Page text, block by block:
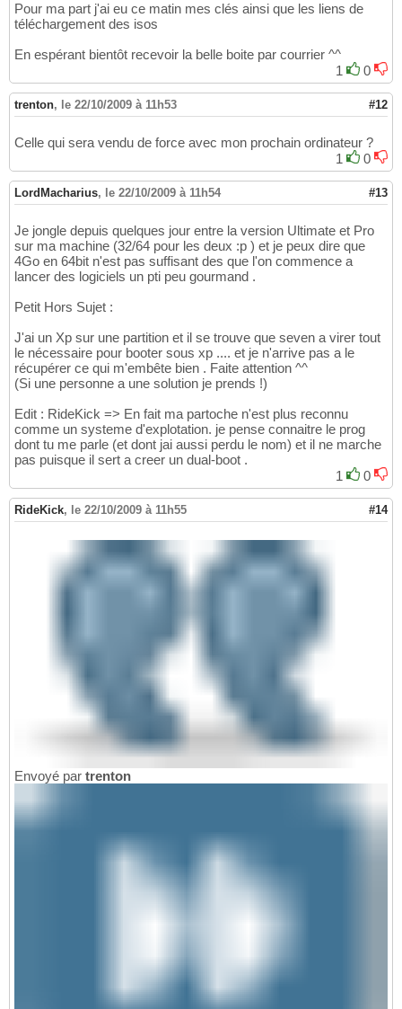
Pour ma part j'ai eu ce matin mes clés ainsi que les liens de
téléchargement des isos
En espérant bientôt recevoir la belle boite par courrier ^^
1
0
trenton, le 22/10/2009 à 11h53 #12
Celle qui sera vendu de force avec mon prochain ordinateur ?
1
0
LordMacharius, le 22/10/2009 à 11h54 #13
Je jongle depuis quelques jour entre la version Ultimate et Pro
sur ma machine (32/64 pour les deux :p ) et je peux dire que
4Go en 64bit n'est pas suffisant des que l'on commence a
lancer des logiciels un pti peu gourmand .
Petit Hors Sujet :
J'ai un Xp sur une partition et il se trouve que seven a virer tout
le nécessaire pour booter sous xp .... et je n'arrive pas a le
récupérer ce qui m'embête bien . Faite attention ^^
(Si une personne a une solution je prends !)
Edit : RideKick => En fait ma partoche n'est plus reconnu
comme un systeme d'explotation. je pense connaitre le prog
dont tu me parle (et dont jai aussi perdu le nom) et il ne marche
pas puisque il sert a creer un dual-boot .
1
0
RideKick, le 22/10/2009 à 11h55 #14
Envoyé par trenton